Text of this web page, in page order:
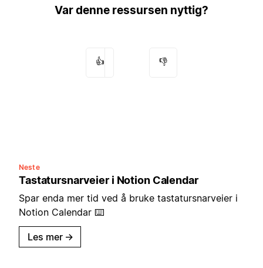
Var denne ressursen nyttig?
👍 👎
Neste
Tastatursnarveier i Notion Calendar
Spar enda mer tid ved å bruke tastatursnarveier i
Notion Calendar ⌨️
Les mer →